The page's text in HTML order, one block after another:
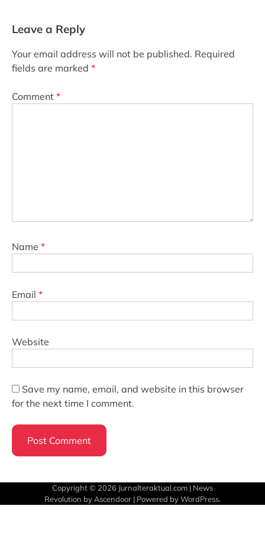
Leave a Reply
Your email address will not be published. Required
fields are marked *
Comment *
Name *
Email *
Website
Save my name, email, and website in this browser
for the next time I comment.
Copyright © 2026 Jurnalteraktual.com | News
Revolution by Ascendoor | Powered byWordPress.